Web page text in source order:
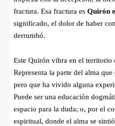
fractura. Esa fractura es Quirón
significado, el dolor de haber
derrumbó.
Este Quirón vibra en el
Representa la parte del alma
pero que ha vivido alguna
Puede ser una educación
espacio para la duda; o, por el
espiritual, donde el alma se